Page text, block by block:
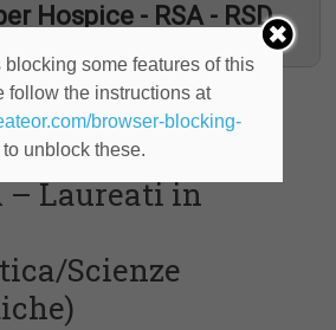
Hospice - RSA - RSD,
Sociale LA
– Laureati in
Scienze
blocking some features of this
follow the instructions at
browser-blocking-
unblock these.